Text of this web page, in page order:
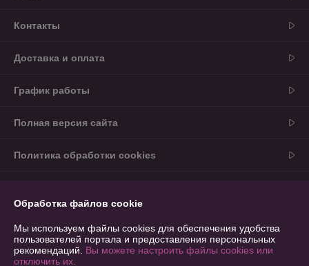
Контакты
Доставка и оплата
График работы
Полная версия сайта
Политика обработки cookies
Информация для покупателя
Юридическое лицо:ООО Вестпрод
220013 г. Минск ул.2-я Шестая линия д.11, каб.6а-8- 127
Обработка файлов cookie
Мы используем файлы cookies для обеспечения удобства
пользователей портала и предоставления персональных
рекомендаций. Вы можете настроить файлы cookies или
отключить их.